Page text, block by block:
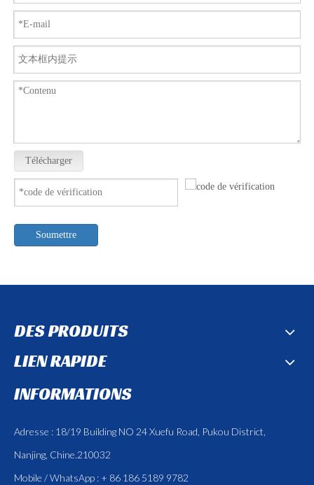
Télécharger
Soumettre
DES PRODUITS
LIEN RAPIDE
INFORMATIONS
Adresse : 18/19 Building NO 24 Xuefu Road, Pukou District,
Nanjing, Chine.210032
Mobile / WhatsApp : + 86 186 5189 9782